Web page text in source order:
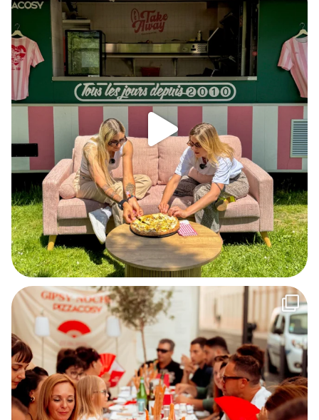
344
On a retourné Nîmes en mode feria avant l`heure !
156